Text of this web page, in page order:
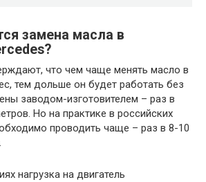
замена масла в
что чем чаще менять масло в
тем дольше он будет работать без
заводом-изготовителем – раз в
Но на практике в российских
проводить чаще – раз в 8-10
нагрузка на двигатель